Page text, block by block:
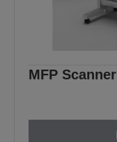
MFP Scanner